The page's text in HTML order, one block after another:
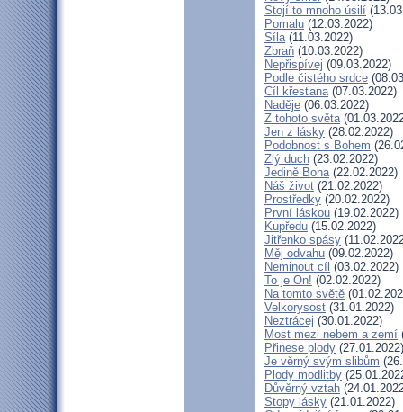
Stojí to mnoho úsilí
Pomalu (12.03.2022)
Síla(11.03.2022)
Zbraň (10.03.2022)
Nepřispívej (09.03.2022)
Podle čistého srdce
Cíl křesťana(07.03.2022)
Naděje (06.03.2022)
Z tohoto světa
Jen z lásky (28.02.2022)
Podobnost s Bohem
Zlý duch (23.02.2022)
Jedině Boha(22.02.2022)
Náš život (21.02.2022)
Prostředky (20.02.2022)
První láskou (19.02.2022)
Kupředu (15.02.2022)
Jitřenko spásy
Měj odvahu (09.02.2022)
Neminout cíl (03.02.2022)
To je On! (02.02.2022)
Na tomto světě
Velkorysost (31.01.2022)
Neztrácej (30.01.2022)
Most mezi nebem a zemí
Přinese plody (27.01.2022)
Je věrný svým slibům
Plody modlitby
Důvěrný vztah
Stopy lásky (21.01.2022)